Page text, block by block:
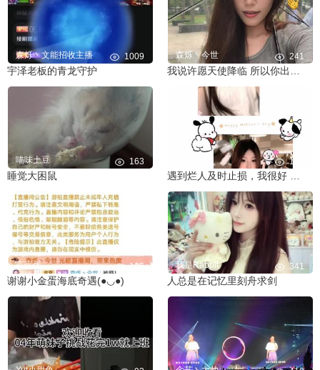
森烁丶文能招收主播 1009
宇泽老板的青龙守护
森烁丶今世 241
我说许愿天使降临 所以你出现了
喵味土豆 163
睡觉大困鼠
一刀苏苏_ 133
言言蛋 105
谢谢小金蛋海底奇遇(●◡●)
我是Rabbit 341
人总是在记忆里刻舟求剑